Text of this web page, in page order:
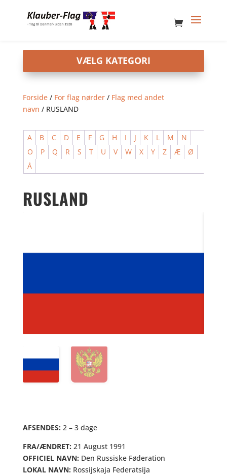
Forside/ For flag nørder/ Flag med andet
navn / RUSLAND
A B C D E F G H I J K L M
N
O
P Q R S T U V W X Y Z Æ
Ø
Å
RUSLAND
AFSENDES: 2 – 3 dage
FRA/ÆNDRET: 21 August 1991
OFFICIEL NAVN: Den Russiske Føderation
LOKAL NAVN: Rossijskaja Federatsija